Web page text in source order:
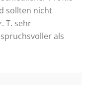
sollten nicht
T. sehr
als